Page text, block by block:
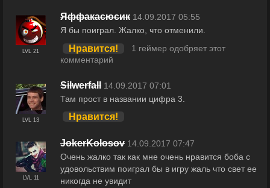
LVL 21
Яффакасюсик 14.09.2017 05:55
Я бы поиграл. Жалко, что отменили.
Нравится!
1 геймер одобряет этот
комментарий
LVL 13
Silwerfall 14.09.2017 07:01
Там прост в названии цифра 3.
Нравится!
LVL 11
JokerKolosov 14.09.2017 07:47
Очень жалко так как мне очень нравится боба с
удовольствим поиграл бы в игру жаль что свет ее
никогда не увидит